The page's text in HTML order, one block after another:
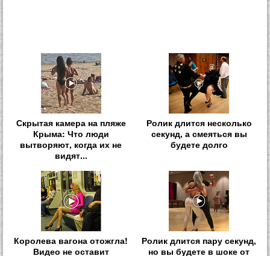
Скрытая камера на пляже
Крыма: Что люди
вытворяют, когда их не
видят...
Ролик длится несколько
секунд, а смеяться вы
будете долго
Королева вагона отожгла!
Видео не оставит
Ролик длится пару секунд,
но вы будете в шоке от